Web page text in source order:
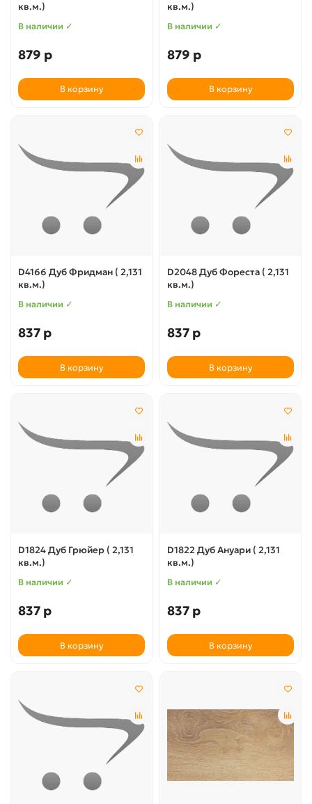
кв.м.)
В наличии ✓
879 р
В корзину
кв.м.)
В наличии ✓
879 р
В корзину
D4166 Дуб Фридман ( 2,131
кв.м.)
В наличии ✓
837 р
В корзину
D2048 Дуб Фореста ( 2,131
кв.м.)
В наличии ✓
837 р
В корзину
D1824 Дуб Грюйер ( 2,131
кв.м.)
В наличии ✓
837 р
В корзину
D1822 Дуб Ануари ( 2,131
кв.м.)
В наличии ✓
837 р
В корзину